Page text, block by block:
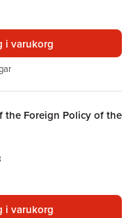
i varukorg
the Foreign Policy of the
i varukorg